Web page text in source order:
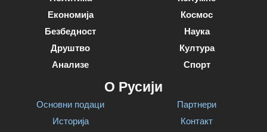
Економија
Безбедност
Друштво
Анализе
Космос
Наука
Култура
Спорт
О Русији
Основни подаци
Историја
Партнери
Контакт